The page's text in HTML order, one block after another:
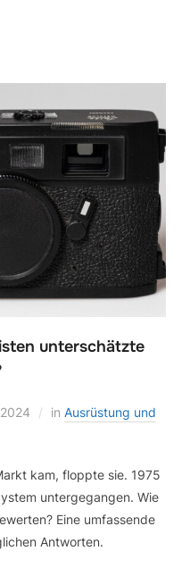
unterschätzte
in Ausrüstung und
kam, floppte sie. 1975
untergegangen. Wie
Eine umfassende
Antworten.